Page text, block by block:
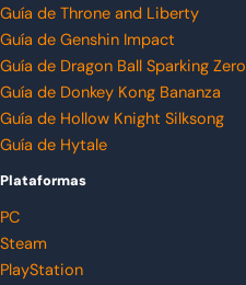
Guía de Throne and Liberty
Guía de Genshin Impact
Guía de Dragon Ball Sparking Zero
Guía de Donkey Kong Bananza
Guía de Hollow Knight Silksong
Guía de Hytale
Plataformas
PC
Steam
PlayStation